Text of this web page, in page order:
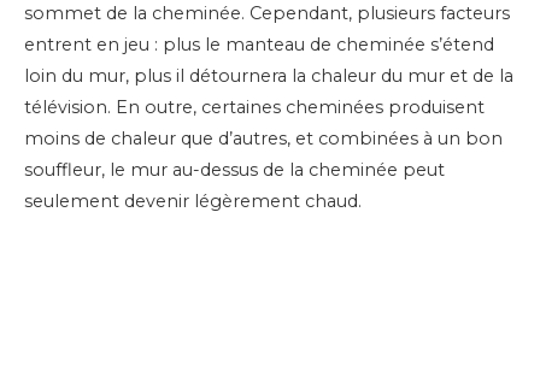
sommet de la cheminée. Cependant, plusieurs facteurs
entrent en jeu : plus le manteau de cheminée s’étend
loin du mur, plus il détournera la chaleur du mur et de la
télévision. En outre, certaines cheminées produisent
moins de chaleur que d’autres, et combinées à un bon
souffleur, le mur au-dessus de la cheminée peut
seulement devenir légèrement chaud.